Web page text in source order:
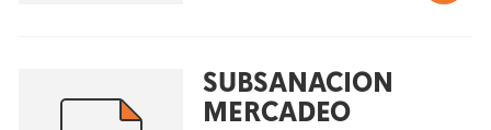
SUBSANACION
MERCADEO